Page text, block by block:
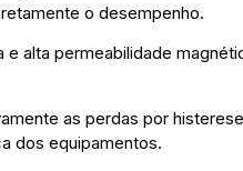
o desempenho.
alta permeabilidade
as perdas por
dos equipamentos.